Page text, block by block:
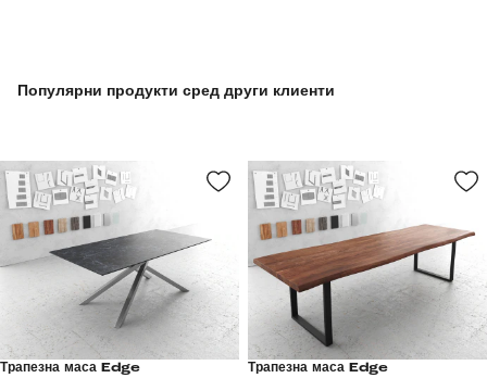
Популярни продукти сред други клиенти
Трапезна маса Edge Трапезна маса Edge